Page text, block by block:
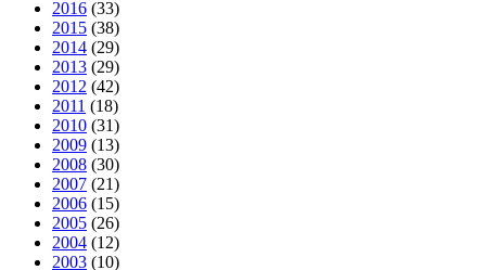
2016 (33)
2015 (38)
2014 (29)
2013 (29)
2012 (42)
2011 (18)
2010 (31)
2009 (13)
2008 (30)
2007 (21)
2006 (15)
2005 (26)
2004 (12)
2003 (10)